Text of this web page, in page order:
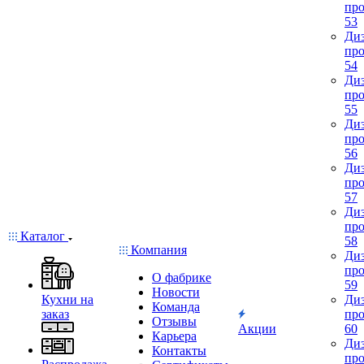
Каталог
Кухни на
заказ
Компания
О фабрике
Новости
Команда
Отзывы
Карьера
Контакты
Акции
53
54
55
56
57
58
59
60